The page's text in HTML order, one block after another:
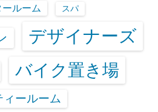
ールーム スパ
デザイナーズ
バイク置き場
ィールーム